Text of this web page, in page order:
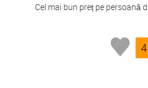
Cel mai bun preț pe persoană